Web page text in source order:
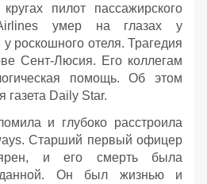
пилот пассажирского
умер на глазах у
у роскошного отеля. Трагедия
Сент-Люсия. Его коллегам
помощь. Об этом
газета Daily Star.
и глубоко расстроила
Старший первый офицер
и его смерть была
Он был жизнью и